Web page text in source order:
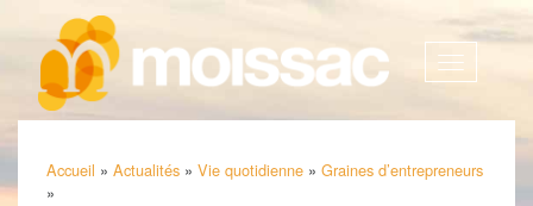
Afficher
Accueil » Actualités » Vie quotidienne » Graines d’entrepreneurs
»